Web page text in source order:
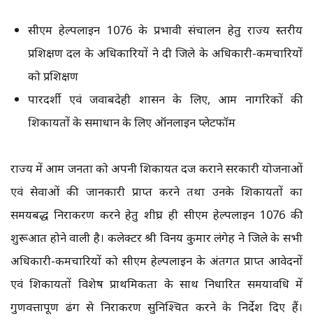
सीएम हेल्पलाईन 1076 के प्रभावी संचालन हेतु राज्य स्तरीय
प्रशिक्षण दल के अधिकारियों ने दी जिले के अधिकारी-कर्मचारियों
को प्रशिक्षण
पारदर्शी एवं जवाबदेही शासन के लिए, आम नागरिकों की
शिकायतों के समाधान के लिए ऑनलाइन प्लेटफॉर्म
राज्य में आम जनता को अपनी शिकायत दर्ज कराने सरकारी योजनाओं
एवं सेवाओं की जानकारी प्राप्त करने तथा उनके शिकायतों का
समयबद्ध निराकरण करने हेतु शीघ्र ही सीएम हेल्पलाईन 1076 की
शुरूआत होने वाली है। कलेक्टर श्री विनय कुमार लंगेह ने जिले के सभी
अधिकारी-कर्मचारियों को सीएम हेल्पलाईन के अंतर्गत प्राप्त आवेदनों
एवं शिकायतों विशेष प्राथमिकता के साथ निर्धारित समयावधि में
गुणवत्तापूर्ण ढंग से निराकरण सुनिश्चित करने के निर्देश दिए हैं।